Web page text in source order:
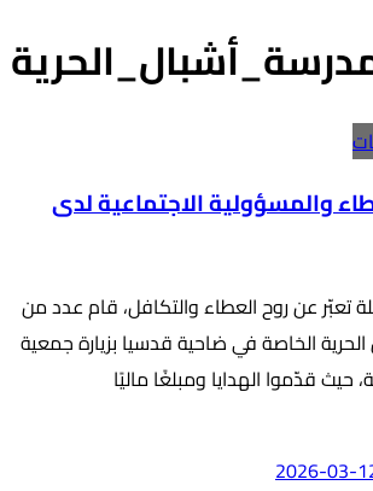
والمسؤولية الاجتماعية لدى
تعبّر عن روح العطاء والتكافل، قام عدد من
الخاصة في ضاحية قدسيا بزيارة جمعية
حيث قدّموا الهدايا ومبلغًا ماليًا
2026-03-